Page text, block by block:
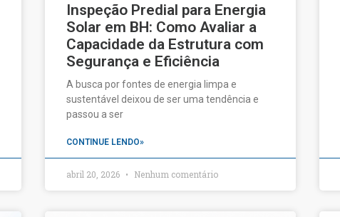
Inspeção Predial para Energia
Solar em BH: Como Avaliar a
Capacidade da Estrutura com
Segurança e Eficiência
A busca por fontes de energia limpa e
sustentável deixou de ser uma tendência e
passou a ser
CONTINUE LENDO»
abril 20, 2026 Nenhum comentário